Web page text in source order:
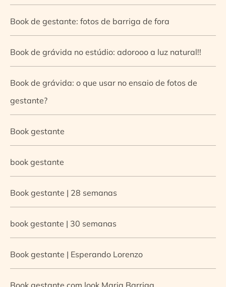
Book de gestante: fotos de barriga de fora
Book de grávida no estúdio: adorooo a luz natural!!
Book de grávida: o que usar no ensaio de fotos de
gestante?
Book gestante
book gestante
Book gestante | 28 semanas
book gestante | 30 semanas
Book gestante | Esperando Lorenzo
Book gestante com look Maria Barriga